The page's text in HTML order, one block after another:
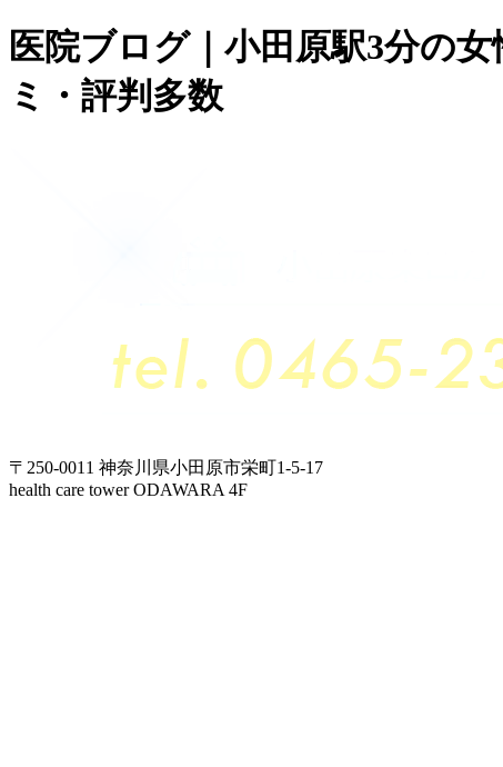
医院ブログ｜小田原駅3分の
ミ・評判多数
〒250-0011 神奈川県小田原市栄町1-5-17
health care tower ODAWARA 4F